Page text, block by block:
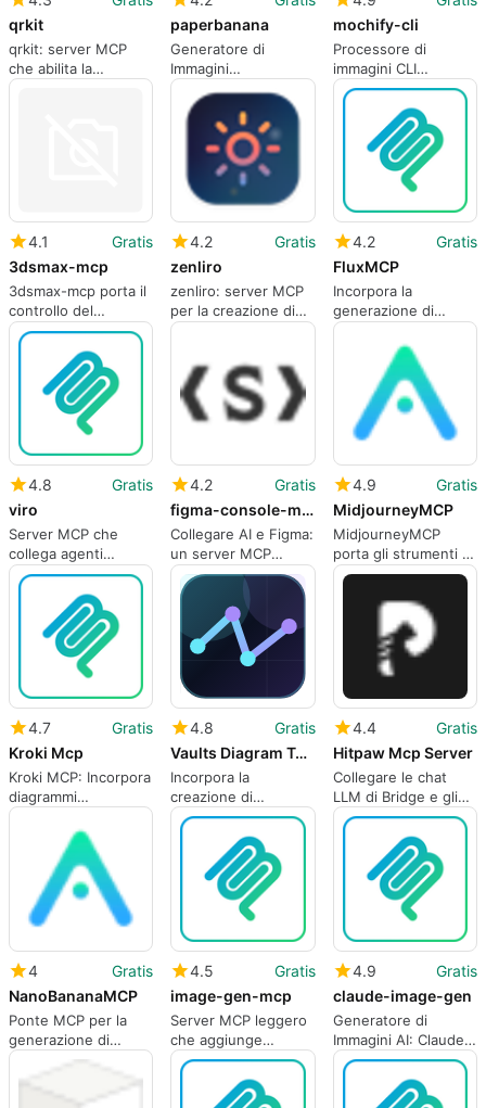
qrkit
qrkit: server MCP
che abilita la
generazione di codici
paperbanana
Generatore di
Immagini
Accademiche con
PaperBanana
mochify-cli
Processore di
immagini CLI
focalizzato sulla
privacy per flussi di
lavoro di sviluppatori
e agenti
4.1
Gratis
3dsmax-mcp
3dsmax-mcp porta il
controllo del
linguaggio naturale
basato su MCP in
3ds Max
4.2
Gratis
zenliro
zenliro: server MCP
per la creazione di
immagini AI guidata
4.2
Gratis
FluxMCP
Incorpora la
generazione di
immagini FLUX.1
direttamente nei
flussi di lavoro della
chat MCP
4.8
Gratis
viro
Server MCP che
collega agenti
conversazionali a
backend di
generazione di
immagini
4.2
Gratis
figma-console-mcp
Collegare AI e Figma:
un server MCP
orientato agli
sviluppatori
4.9
Gratis
MidjourneyMCP
MidjourneyMCP
porta gli strumenti di
immagine di
di lavoro della chat
4.7
Gratis
Kroki Mcp
Kroki MCP: Incorpora
diagrammi
renderizzati
direttamente nei
flussi di lavoro AI
4.8
Gratis
Vaults Diagram Tools
Incorpora la
creazione di
diagrammi
conversazionali
all'interno delle chat
4.4
Gratis
Hitpaw Mcp Server
Collegare le chat
LLM di Bridge e gli
strumenti per
immagini HitPaw con
il server MCP
4
Gratis
NanoBananaMCP
Ponte MCP per la
generazione di
immagini
NanoBanana
all'interno degli
4.5
Gratis
image-gen-mcp
Server MCP leggero
che aggiunge
generazione di
immagini in chat
4.9
Gratis
claude-image-gen
Generatore di
Immagini AI: Claude
Image Gen